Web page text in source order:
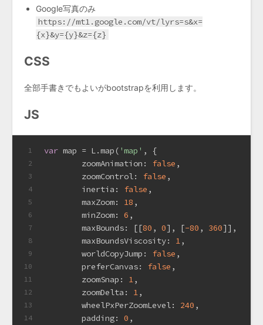
Google写真のみ
https://mt1.google.com/vt/lyrs=s&x=
{x}&y={y}&z={z}
CSS
全部手書きでもよいがbootstrapを利用します。
JS
1
2
3
4
5
6
7
8
9
10
11
12
13
14
var map = L.map( 'map' , {
	zoomAnimation:
false ,
	zoomControl:
false ,
	inertia:
false ,
	maxZoom:
18 ,
	minZoom:
6 ,
	maxBounds: [[
80 , 0], [-80 , 360]],
	maxBoundsViscosity:
1,
	worldCopyJump:
false ,
	preferCanvas:
false ,
	zoomSnap:
1,
	zoomDelta:
1,
	wheelPxPerZoomLevel:
240 ,
	padding:
0 ,